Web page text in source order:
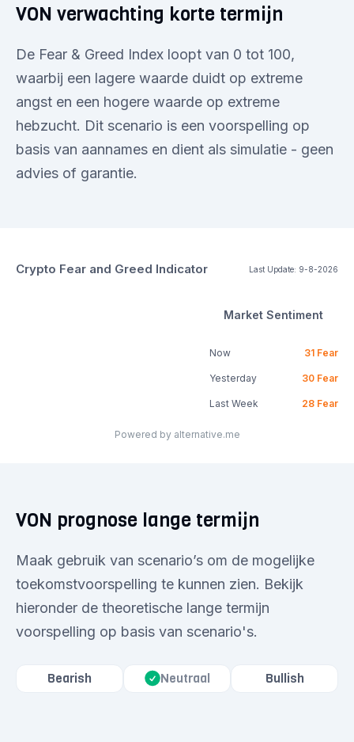
VON verwachting korte termijn
De Fear & Greed Index loopt van 0 tot 100,
waarbij een lagere waarde duidt op extreme
angst en een hogere waarde op extreme
hebzucht. Dit scenario is een voorspelling op
basis van aannames en dient als simulatie - geen
advies of garantie.
Crypto Fear and Greed Indicator Last Update: 9-8-2026
Market Sentiment
Now 31 Fear
Yesterday 30 Fear
Last Week 28 Fear
Powered by alternative.me
VON prognose lange termijn
Maak gebruik van scenario’s om de mogelijke
toekomstvoorspelling te kunnen zien. Bekijk
hieronder de theoretische lange termijn
voorspelling op basis van scenario's.
Bearish Neutraal Bullish